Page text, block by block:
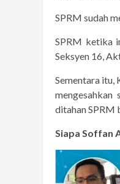
SPRM sudah
SPRM ketika
Seksyen 16,
Sementara itu,
ditahan SPRM
Siapa Soffan